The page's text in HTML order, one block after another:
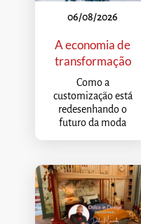
06/08/2026
A economia de
transformação
Como a
customização está
redesenhando o
futuro da moda